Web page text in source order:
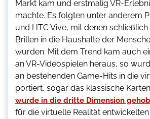
Markt kam und erstmalig VR-
machte. Es folgten unter anderem
und HTC Vive, mit denen
Brillen in die Haushalte der
wurden. Mit dem Trend kam auch
an VR-Videospielen heraus, so
an bestehenden Game-Hits in die
portiert, sogar das klassische
wurde in die dritte Dimension
für die virtuelle Realität